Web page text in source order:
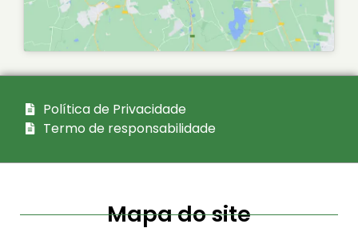
Política de Privacidade
Termo de responsabilidade
Mapa do site